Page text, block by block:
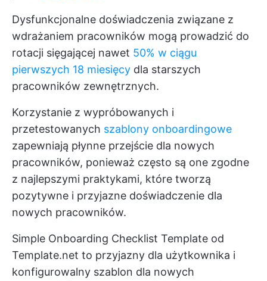
Dysfunkcjonalne doświadczenia związane z
wdrażaniem pracowników mogą prowadzić do
rotacji sięgającej nawet 50% w ciągu
pierwszych 18 miesięcy dla starszych
pracowników zewnętrznych.
Korzystanie z wypróbowanych i
przetestowanych szablony onboardingowe
zapewniają płynne przejście dla nowych
pracowników, ponieważ często są one zgodne
z najlepszymi praktykami, które tworzą
pozytywne i przyjazne doświadczenie dla
nowych pracowników.
Simple Onboarding Checklist Template od
Template.net to przyjazny dla użytkownika i
konfigurowalny szablon dla nowych